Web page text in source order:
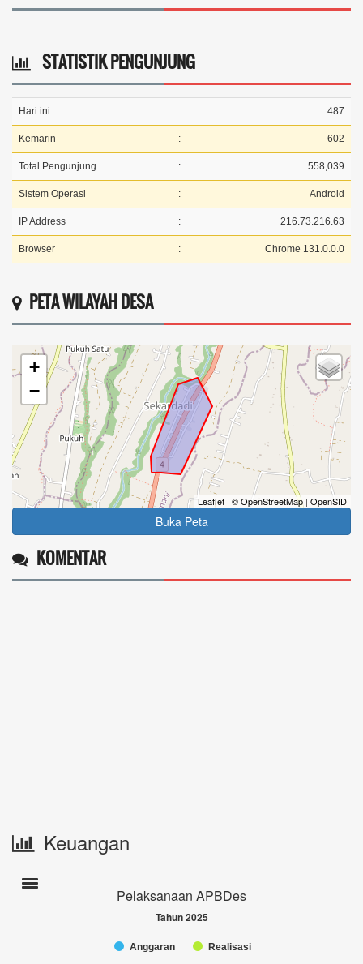
STATISTIK PENGUNJUNG
Hari ini : 487
Kemarin : 602
Total Pengunjung : 558,039
Sistem Operasi : Android
IP Address : 216.73.216.63
Browser : Chrome 131.0.0.0
PETA WILAYAH DESA
+
−
Leaflet | © OpenStreetMap | OpenSID
Buka Peta
KOMENTAR
Keuangan
Toogle navigation
Pelaksanaan APBDes
Tahun 2025
Anggaran Realisasi